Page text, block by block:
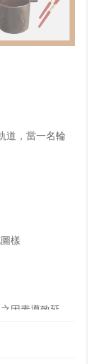
田谷漆器店災
係者全員 敬上
重建工程進度
嘖頁面以及田
的時程與進度
間也會有延後
及可以接受各
道，當一名輪
樣
因素導致延